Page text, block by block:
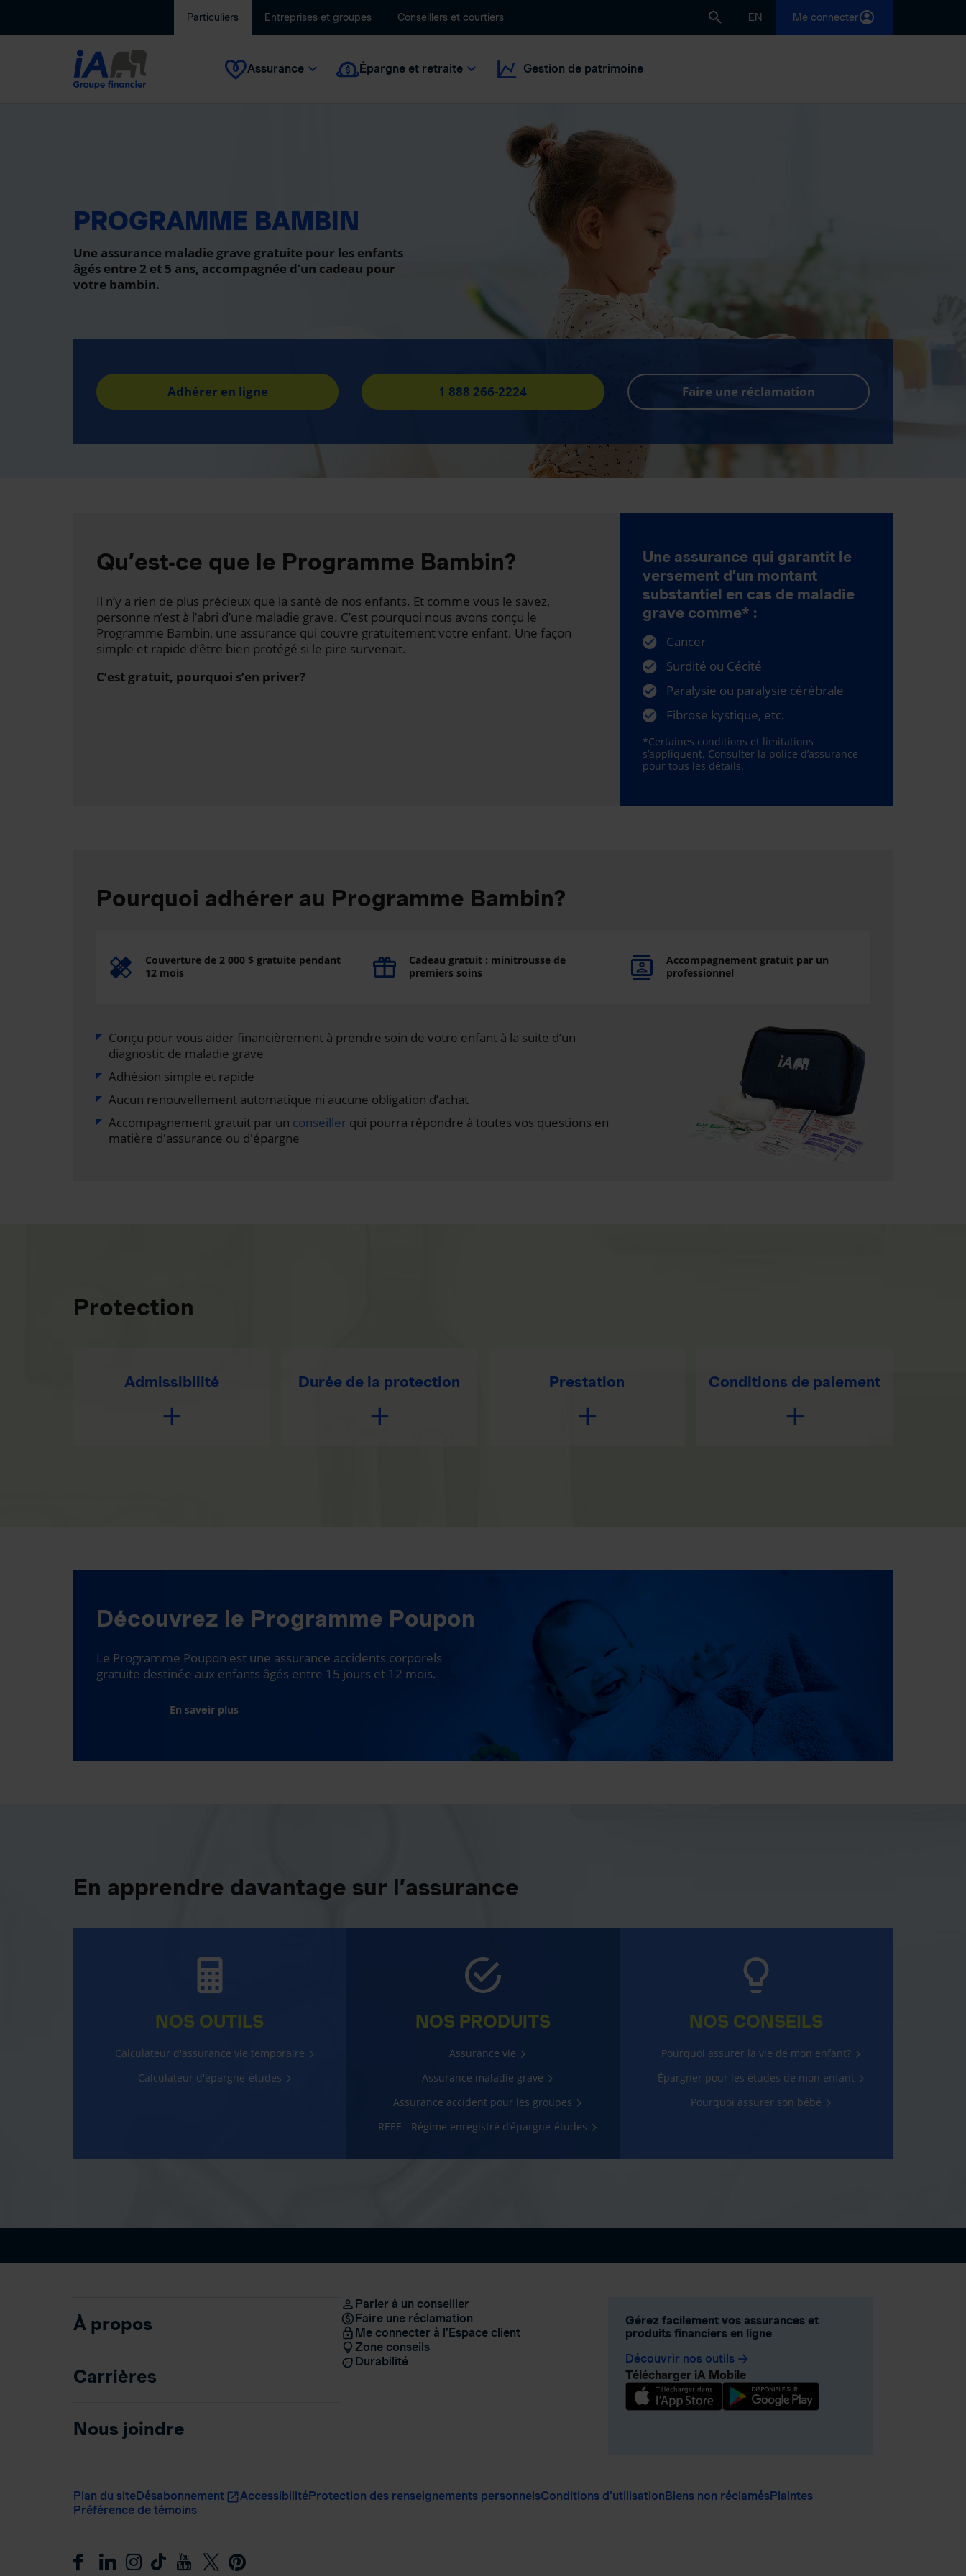
Particuliers Entreprises et groupes Conseillers et courtiers EN Me connecter
Assurance Épargne et retraite Gestion de patrimoine
PROGRAMME BAMBIN
Une assurance maladie grave gratuite pour les enfants
âgés entre 2 et 5 ans, accompagnée d’un cadeau pour
votre bambin.
Adhérer en ligne 1 888 266-2224 Faire une réclamation
Qu’est-ce que le Programme Bambin?
Il n’y a rien de plus précieux que la santé de nos enfants. Et comme vous le savez,
personne n’est à l’abri d’une maladie grave. C’est pourquoi nous avons conçu le
Programme Bambin, une assurance qui couvre gratuitement votre enfant. Une façon
simple et rapide d’être bien protégé si le pire survenait.
C’est gratuit, pourquoi s’en priver?
Une assurance qui garantit le
versement d’un montant
substantiel en cas de maladie
grave comme* :
Cancer
Surdité ou Cécité
Paralysie ou paralysie cérébrale
Fibrose kystique, etc.
*Certaines conditions et limitations
s’appliquent. Consulter la police d’assurance
pour tous les détails.
Pourquoi adhérer au Programme Bambin?
Couverture de 2 000 $ gratuite pendant
12 mois
Cadeau gratuit : minitrousse de
premiers soins
Accompagnement gratuit par un
professionnel
Conçu pour vous aider financièrement à prendre soin de votre enfant à la suite d’un
diagnostic de maladie grave
Adhésion simple et rapide
Aucun renouvellement automatique ni aucune obligation d’achat
Accompagnement gratuit par un conseiller qui pourra répondre à toutes vos questions en
matière d'assurance ou d'épargne
Protection
Admissibilité Durée de la protection Prestation Conditions de paiement
Découvrez le Programme Poupon
Le Programme Poupon est une assurance accidents corporels
gratuite destinée aux enfants âgés entre 15 jours et 12 mois.
En savoir plus
En apprendre davantage sur l’assurance
NOS OUTILS
Calculateur d'assurance vie temporaire
Calculateur d'épargne-études
NOS PRODUITS
Assurance vie
Assurance maladie grave
Assurance accident pour les groupes
REEE - Régime enregistré d’épargne-études
NOS CONSEILS
Pourquoi assurer la vie de mon enfant?
Épargner pour les études de mon enfant
Pourquoi assurer son bébé
À propos
Carrières
Nous joindre
Parler à un conseiller
Faire une réclamation
Me connecter à l’Espace client
Zone conseils
Durabilité
Gérez facilement vos assurances et
produits financiers en ligne
Découvrir nos outils arrow_forward
Télécharger iA Mobile
Plan du siteDésabonnement AccessibilitéProtection des renseignements personnelsConditions d’utilisationBiens non réclamésPlaintes
Préférence de témoins